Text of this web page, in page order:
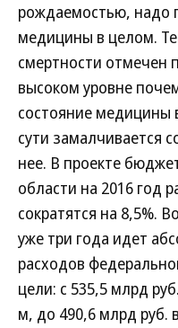
рождаемостью, надо
медицины в целом.
смертности отмечен
высоком уровне
состояние медицины
сути замалчивается
нее. В проекте
области на 2016 год
сократятся на 8,5%.
уже три года идет
расходов
цели: с 535,5 млрд
м, до 490,6 млрд руб.